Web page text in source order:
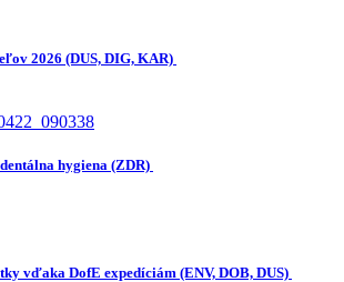
2026 (DUS, DIG, KAR)
hygiena (ZDR)
vďaka DofE expedíciám (ENV, DOB, DUS)